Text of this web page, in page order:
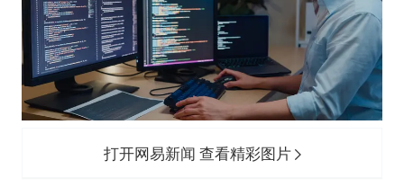
杭州全市有序停课
陈思诚零点晒照为佟丽娅庆生
夏日经济乘“热”而上 消费市场向“新”而行
打开网易新闻 查看精彩图片